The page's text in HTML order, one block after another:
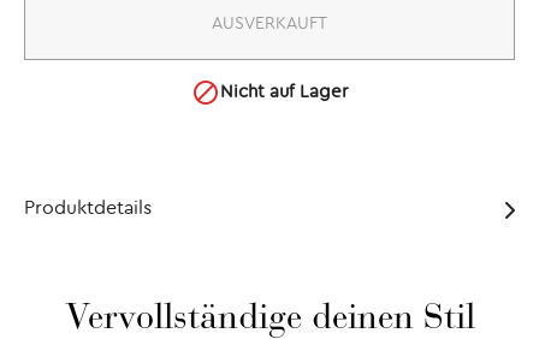
AUSVERKAUFT
 Nicht auf Lager
Produktdetails
Vervollständige deinen Stil